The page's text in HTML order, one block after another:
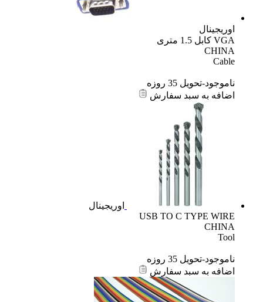
اوریجینال
VGA کابل 1.5 متری
CHINA
Cable
ناموجود-تحویل 35 روزه
اضافه به سبد سفارش
اوریجینال
USB TO C TYPE WIRE
CHINA
Tool
ناموجود-تحویل 35 روزه
اضافه به سبد سفارش